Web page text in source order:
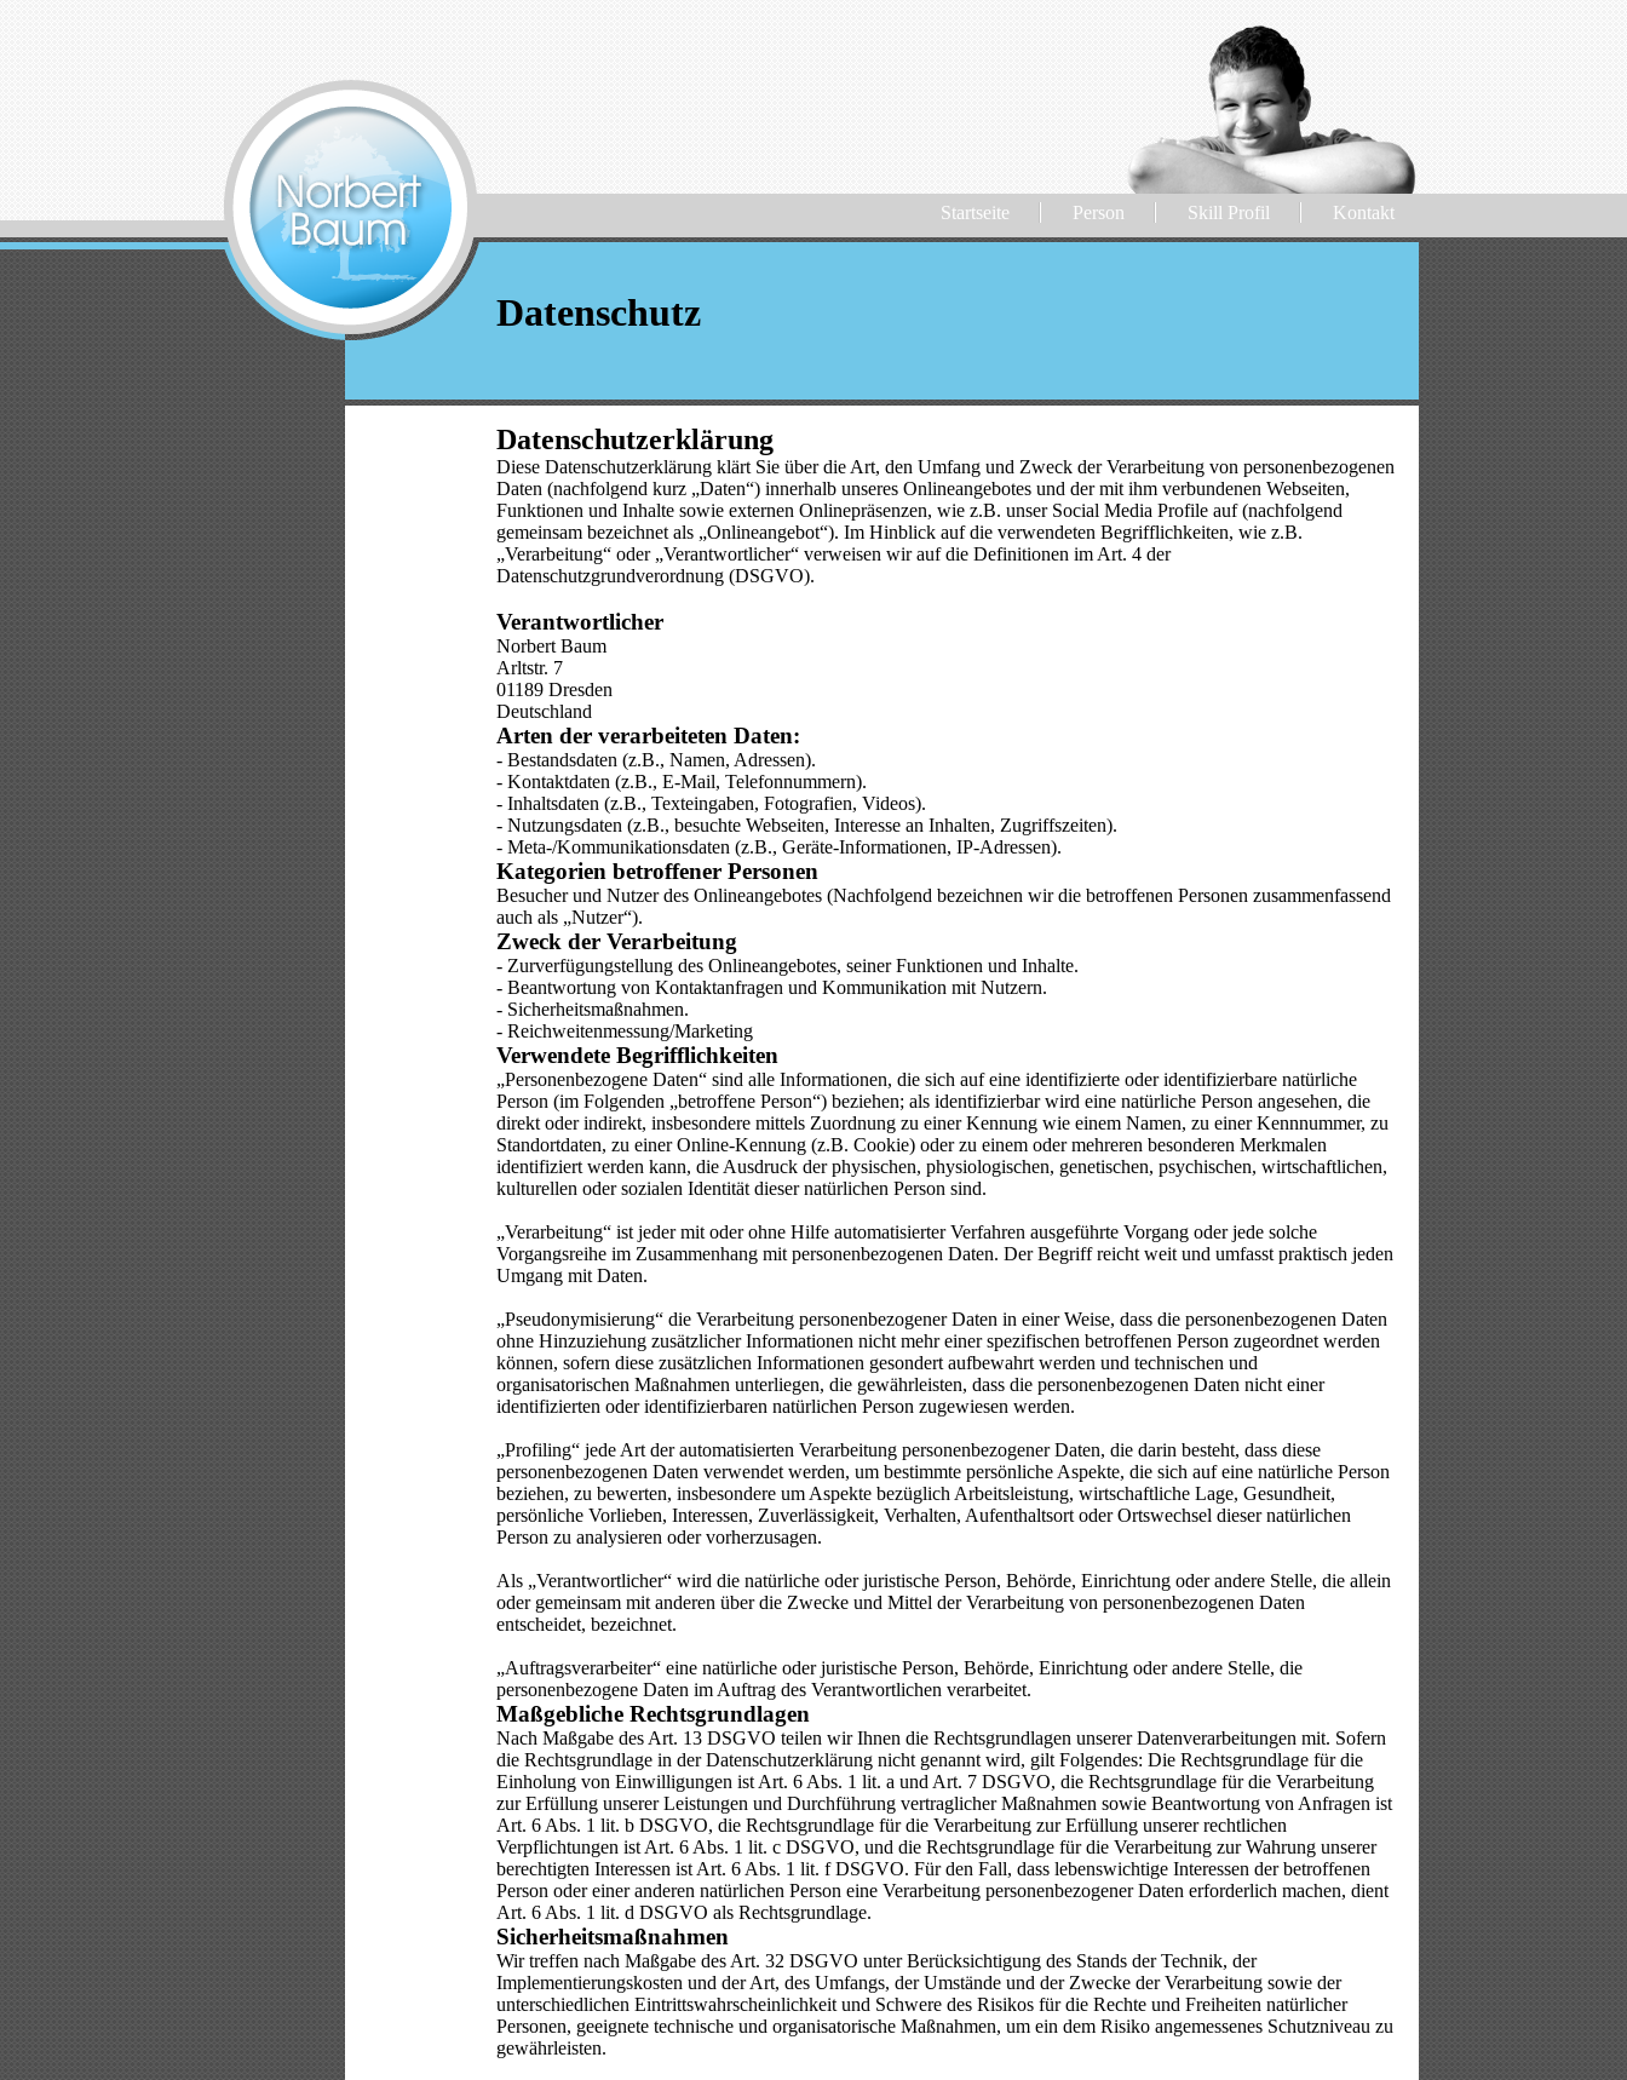
Startseite Person Skill Profil Kontakt
Datenschutz
Datenschutzerklärung
Diese Datenschutzerklärung klärt Sie über die Art, den Umfang und Zweck der Verarbeitung von personenbezogenen
Daten (nachfolgend kurz „Daten“) innerhalb unseres Onlineangebotes und der mit ihm verbundenen Webseiten,
Funktionen und Inhalte sowie externen Onlinepräsenzen, wie z.B. unser Social Media Profile auf (nachfolgend
gemeinsam bezeichnet als „Onlineangebot“). Im Hinblick auf die verwendeten Begrifflichkeiten, wie z.B.
„Verarbeitung“ oder „Verantwortlicher“ verweisen wir auf die Definitionen im Art. 4 der
Datenschutzgrundverordnung (DSGVO).
Verantwortlicher
Norbert Baum
Arltstr. 7
01189 Dresden
Deutschland
Arten der verarbeiteten Daten:
- Bestandsdaten (z.B., Namen, Adressen).
- Kontaktdaten (z.B., E-Mail, Telefonnummern).
- Inhaltsdaten (z.B., Texteingaben, Fotografien, Videos).
- Nutzungsdaten (z.B., besuchte Webseiten, Interesse an Inhalten, Zugriffszeiten).
- Meta-/Kommunikationsdaten (z.B., Geräte-Informationen, IP-Adressen).
Kategorien betroffener Personen
Besucher und Nutzer des Onlineangebotes (Nachfolgend bezeichnen wir die betroffenen Personen zusammenfassend
auch als „Nutzer“).
Zweck der Verarbeitung
- Zurverfügungstellung des Onlineangebotes, seiner Funktionen und Inhalte.
- Beantwortung von Kontaktanfragen und Kommunikation mit Nutzern.
- Sicherheitsmaßnahmen.
- Reichweitenmessung/Marketing
Verwendete Begrifflichkeiten
„Personenbezogene Daten“ sind alle Informationen, die sich auf eine identifizierte oder identifizierbare natürliche
Person (im Folgenden „betroffene Person“) beziehen; als identifizierbar wird eine natürliche Person angesehen, die
direkt oder indirekt, insbesondere mittels Zuordnung zu einer Kennung wie einem Namen, zu einer Kennnummer, zu
Standortdaten, zu einer Online-Kennung (z.B. Cookie) oder zu einem oder mehreren besonderen Merkmalen
identifiziert werden kann, die Ausdruck der physischen, physiologischen, genetischen, psychischen, wirtschaftlichen,
kulturellen oder sozialen Identität dieser natürlichen Person sind.
„Verarbeitung“ ist jeder mit oder ohne Hilfe automatisierter Verfahren ausgeführte Vorgang oder jede solche
Vorgangsreihe im Zusammenhang mit personenbezogenen Daten. Der Begriff reicht weit und umfasst praktisch jeden
Umgang mit Daten.
„Pseudonymisierung“ die Verarbeitung personenbezogener Daten in einer Weise, dass die personenbezogenen Daten
ohne Hinzuziehung zusätzlicher Informationen nicht mehr einer spezifischen betroffenen Person zugeordnet werden
können, sofern diese zusätzlichen Informationen gesondert aufbewahrt werden und technischen und
organisatorischen Maßnahmen unterliegen, die gewährleisten, dass die personenbezogenen Daten nicht einer
identifizierten oder identifizierbaren natürlichen Person zugewiesen werden.
„Profiling“ jede Art der automatisierten Verarbeitung personenbezogener Daten, die darin besteht, dass diese
personenbezogenen Daten verwendet werden, um bestimmte persönliche Aspekte, die sich auf eine natürliche Person
beziehen, zu bewerten, insbesondere um Aspekte bezüglich Arbeitsleistung, wirtschaftliche Lage, Gesundheit,
persönliche Vorlieben, Interessen, Zuverlässigkeit, Verhalten, Aufenthaltsort oder Ortswechsel dieser natürlichen
Person zu analysieren oder vorherzusagen.
Als „Verantwortlicher“ wird die natürliche oder juristische Person, Behörde, Einrichtung oder andere Stelle, die allein
oder gemeinsam mit anderen über die Zwecke und Mittel der Verarbeitung von personenbezogenen Daten
entscheidet, bezeichnet.
„Auftragsverarbeiter“ eine natürliche oder juristische Person, Behörde, Einrichtung oder andere Stelle, die
personenbezogene Daten im Auftrag des Verantwortlichen verarbeitet.
Maßgebliche Rechtsgrundlagen
Nach Maßgabe des Art. 13 DSGVO teilen wir Ihnen die Rechtsgrundlagen unserer Datenverarbeitungen mit. Sofern
die Rechtsgrundlage in der Datenschutzerklärung nicht genannt wird, gilt Folgendes: Die Rechtsgrundlage für die
Einholung von Einwilligungen ist Art. 6 Abs. 1 lit. a und Art. 7 DSGVO, die Rechtsgrundlage für die Verarbeitung
zur Erfüllung unserer Leistungen und Durchführung vertraglicher Maßnahmen sowie Beantwortung von Anfragen ist
Art. 6 Abs. 1 lit. b DSGVO, die Rechtsgrundlage für die Verarbeitung zur Erfüllung unserer rechtlichen
Verpflichtungen ist Art. 6 Abs. 1 lit. c DSGVO, und die Rechtsgrundlage für die Verarbeitung zur Wahrung unserer
berechtigten Interessen ist Art. 6 Abs. 1 lit. f DSGVO. Für den Fall, dass lebenswichtige Interessen der betroffenen
Person oder einer anderen natürlichen Person eine Verarbeitung personenbezogener Daten erforderlich machen, dient
Art. 6 Abs. 1 lit. d DSGVO als Rechtsgrundlage.
Sicherheitsmaßnahmen
Wir treffen nach Maßgabe des Art. 32 DSGVO unter Berücksichtigung des Stands der Technik, der
Implementierungskosten und der Art, des Umfangs, der Umstände und der Zwecke der Verarbeitung sowie der
unterschiedlichen Eintrittswahrscheinlichkeit und Schwere des Risikos für die Rechte und Freiheiten natürlicher
Personen, geeignete technische und organisatorische Maßnahmen, um ein dem Risiko angemessenes Schutzniveau zu
gewährleisten.